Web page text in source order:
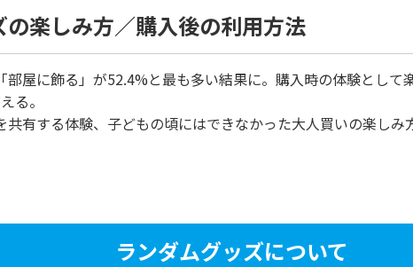
楽しみ方／購入後の利用方法
屋に飾る」が52.4%と最も多い結果に。購入時の体験として
る。
有する体験、子どもの頃にはできなかった大人買いの楽しみ
ランダムグッズについて